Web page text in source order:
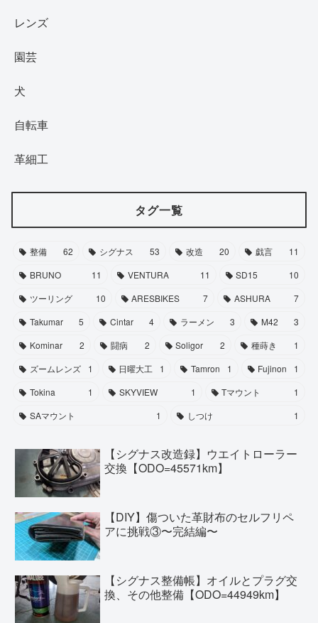
レンズ
園芸
犬
自転車
革細工
タグ一覧
整備 62 シグナス 53 改造 20 戯言
11
BRUNO
11 VENTURA 11 SD15
10
ツーリング
10 ARESBIKES 7 ASHURA
7
Takumar
5 Cintar 4 ラーメン 3 M42
3
Kominar
2 闘病 2 Soligor 2 種蒔き
1
ズームレンズ
1 日曜大工 1 Tamron 1 Fujinon
1
Tokina
1 SKYVIEW 1 Tマウント
1
SAマウント
1 しつけ 1
【シグナス改造録】ウエイトローラー
交換【ODO=45571km】
【DIY】傷ついた革財布のセルフリペ
アに挑戦③〜完結編〜
【シグナス整備帳】オイルとプラグ交
換、その他整備【ODO=44949km】